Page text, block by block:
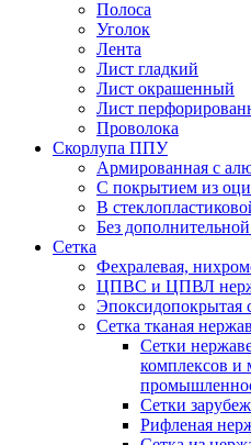
Полоса
Уголок
Лента
Лист гладкий
Лист окрашенный
Лист
Проволока
Скорлупа ППУ
Армированная с
C покрытием из
В
Без
Сетка
Фехралевая,
ЦПВС и ЦПВЛ
Эпоксидопокрытая
Сетка тканая
Сетки
комплексов и
Сетки
Рифленая